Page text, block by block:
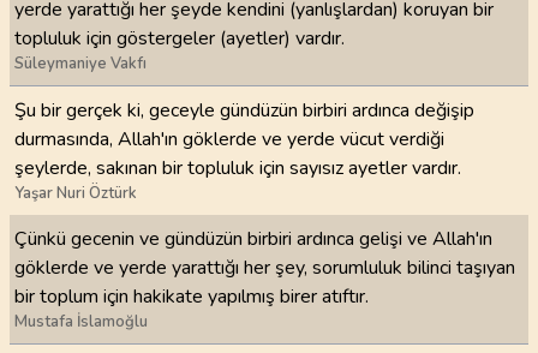
yerde yarattığı her şeyde kendini (yanlışlardan) koruyan bir
topluluk için göstergeler (ayetler) vardır.
Süleymaniye Vakfı
Şu bir gerçek ki, geceyle gündüzün birbiri ardınca değişip
durmasında, Allah'ın göklerde ve yerde vücut verdiği
şeylerde, sakınan bir topluluk için sayısız ayetler vardır.
Yaşar Nuri Öztürk
Çünkü gecenin ve gündüzün birbiri ardınca gelişi ve Allah'ın
göklerde ve yerde yarattığı her şey, sorumluluk bilinci taşıyan
bir toplum için hakikate yapılmış birer atıftır.
Mustafa İslamoğlu